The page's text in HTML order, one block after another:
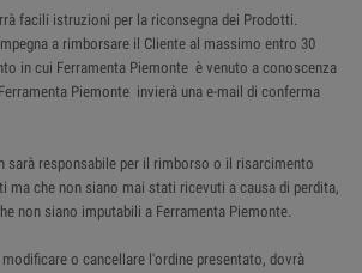
facili istruzioni per la riconsegna dei Prodotti.
a rimborsare il Cliente al massimo entro 30
in cui Ferramenta Piemonte è venuto a conoscenza
Piemonte invierà una e-mail di conferma
sarà responsabile per il rimborso o il risarcimento
ma che non siano mai stati ricevuti a causa di perdita,
non siano imputabili a Ferramenta Piemonte.
o cancellare l'ordine presentato, dovrà